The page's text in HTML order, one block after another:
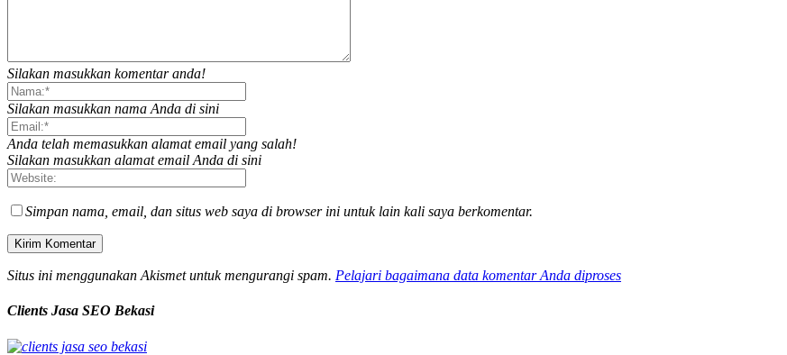
Silakan masukkan komentar anda!
Silakan masukkan nama Anda di sini
Anda telah memasukkan alamat email yang salah!
Silakan masukkan alamat email Anda di sini
Simpan nama, email, dan situs web saya di browser ini untuk lain kali saya berkomentar.
Situs ini menggunakan Akismet untuk mengurangi spam. Pelajari bagaimana data komentar Anda diproses
Clients Jasa SEO Bekasi